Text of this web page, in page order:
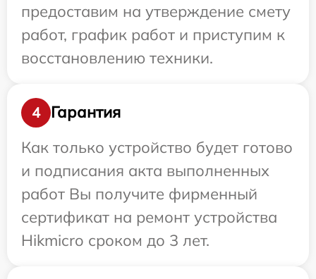
предоставим на утверждение смету
работ, график работ и приступим к
восстановлению техники.
4
Гарантия
Как только устройство будет готово
и подписания акта выполненных
работ Вы получите фирменный
сертификат на ремонт устройства
Hikmicro сроком до 3 лет.